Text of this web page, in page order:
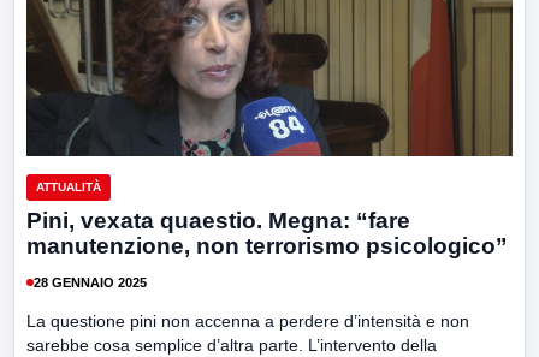
ATTUALITÀ
Pini, vexata quaestio. Megna: “fare
manutenzione, non terrorismo psicologico”
28 GENNAIO 2025
La questione pini non accenna a perdere d’intensità e non
sarebbe cosa semplice d’altra parte. L’intervento della